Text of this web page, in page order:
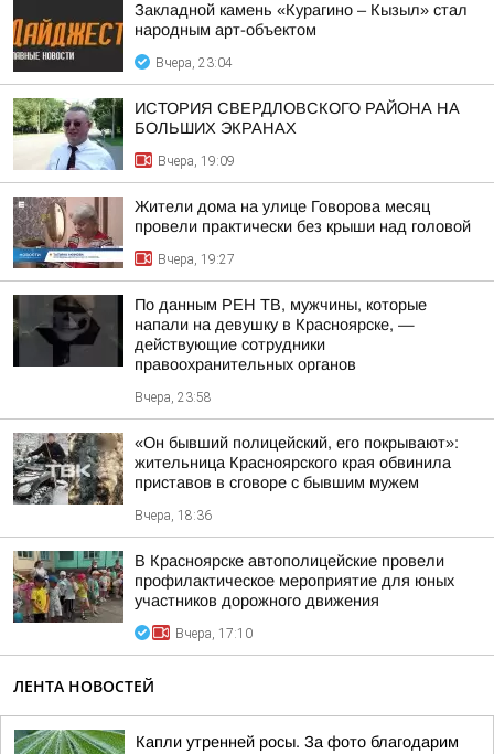
Закладной камень «Курагино – Кызыл» стал
народным арт-объектом
Вчера, 23:04
ИСТОРИЯ СВЕРДЛОВСКОГО РАЙОНА НА
БОЛЬШИХ ЭКРАНАХ
Вчера, 19:09
Жители дома на улице Говорова месяц
провели практически без крыши над головой
Вчера, 19:27
По данным РЕН ТВ, мужчины, которые
напали на девушку в Красноярске, —
действующие сотрудники
правоохранительных органов
Вчера, 23:58
«Он бывший полицейский, его покрывают»:
жительница Красноярского края обвинила
приставов в сговоре с бывшим мужем
Вчера, 18:36
В Красноярске автополицейские провели
профилактическое мероприятие для юных
участников дорожного движения
Вчера, 17:10
ЛЕНТА НОВОСТЕЙ
Капли утренней росы. За фото благодарим